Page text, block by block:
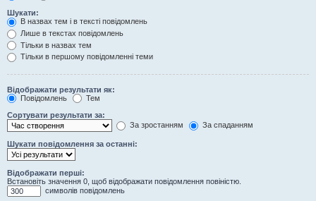
Шукати:
В назвах тем і в тексті повідомлень
Лише в текстах повідомлень
Тільки в назвах тем
Тільки в першому повідомленні теми
Відображати результати як:
Повідомлень
Тем
Сортувати результати за:
За зростанням
За спаданням
Шукати повідомлення за останні:
Відображати перші:
Встановіть значення 0, щоб відображати повідомлення повіністю.
символів повідомлень